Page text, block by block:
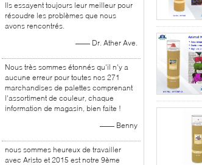
Ils essayent toujours leur meilleur pour
résoudre les problèmes que nous
avons rencontrés.
—— Dr. Ather Ave.
Nous très sommes étonnés qu'il n'y a
aucune erreur pour toutes nos 271
marchandises de palettes comprenant
l'assortiment de couleur, chaque
information de magasin, bien faite !
—— Benny
nous sommes heureux de travailler
avec Aristo et 2015 est notre 9ème